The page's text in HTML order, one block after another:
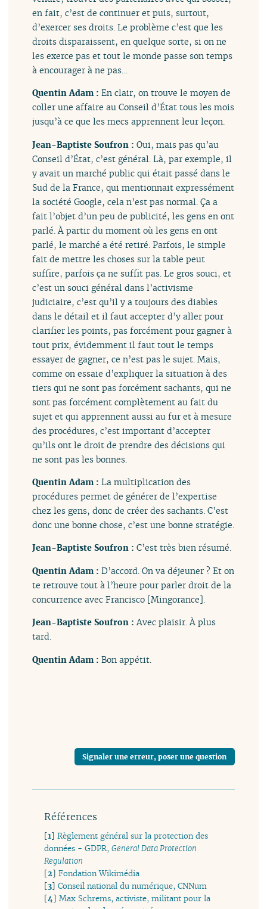
en fait, c’est de continuer et puis, surtout,
d’exercer ses droits. Le problème c’est que les
droits disparaissent, en quelque sorte, si on ne
les exerce pas et tout le monde passe son temps
à encourager à ne pas…
Quentin Adam :En clair, on trouve le moyen de
coller une affaire au Conseil d’État tous les mois
jusqu’à ce que les mecs apprennent leur leçon.
Jean-Baptiste Soufron :Oui, mais pas qu’au
Conseil d’État, c’est général. Là, par exemple, il
y avait un marché public qui était passé dans le
Sud de la France, qui mentionnait expressément
la société Google, cela n’est pas normal. Ça a
fait l’objet d’un peu de publicité, les gens en ont
parlé. À partir du moment où les gens en ont
parlé, le marché a été retiré. Parfois, le simple
fait de mettre les choses sur la table peut
suffire, parfois ça ne suffit pas. Le gros souci, et
c’est un souci général dans l’activisme
judiciaire, c’est qu’il y a toujours des diables
dans le détail et il faut accepter d’y aller pour
clarifier les points, pas forcément pour gagner à
tout prix, évidemment il faut tout le temps
essayer de gagner, ce n’est pas le sujet. Mais,
comme on essaie d’expliquer la situation à des
tiers qui ne sont pas forcément sachants, qui ne
sont pas forcément complètement au fait du
sujet et qui apprennent aussi au fur et à mesure
des procédures, c’est important d’accepter
qu’ils ont le droit de prendre des décisions qui
ne sont pas les bonnes.
Quentin Adam :La multiplication des
procédures permet de générer de l’expertise
chez les gens, donc de créer des sachants. C’est
donc une bonne chose, c’est une bonne stratégie.
Jean-Baptiste Soufron :C’est très bien résumé.
Quentin Adam :D’accord. On va déjeuner ? Et on
te retrouve tout à l’heure pour parler droit de la
concurrence avec Francisco [Mingorance].
Jean-Baptiste Soufron :Avec plaisir. À plus
tard.
Quentin Adam :Bon appétit.
Signaler une erreur, poser une question
Références
[1]Règlement général sur la protection des
données - GDPR,General Data Protection
Regulation
[2]Fondation Wikimédia
[3]Conseil national du numérique, CNNum
[4]Max Schrems, activiste, militant pour la